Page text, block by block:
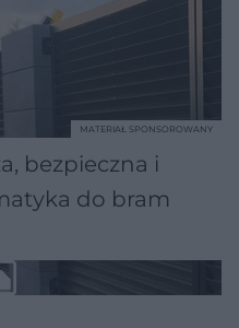
bezpieczna i
do bram
MATERIAŁ SPONSOROWANY